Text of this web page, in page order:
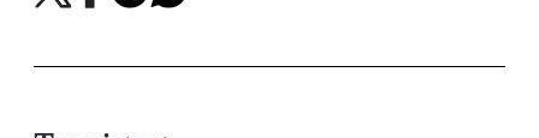
X-
Facebookissa
Telegramissa
WhatsAppissa